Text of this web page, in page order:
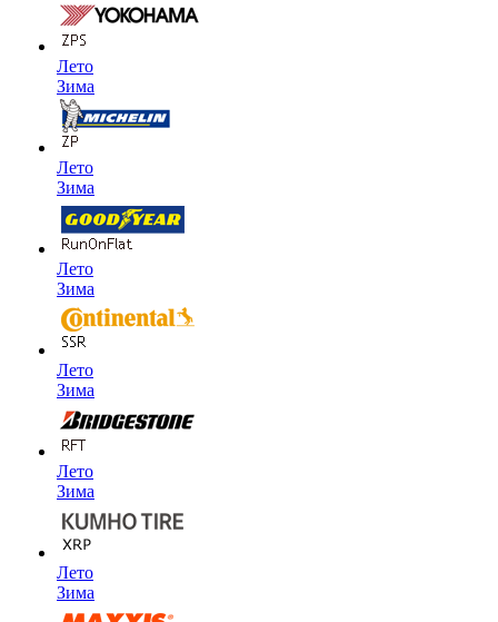
Лето
Зима
Лето
Зима
Лето
Зима
Лето
Зима
Лето
Зима
Лето
Зима